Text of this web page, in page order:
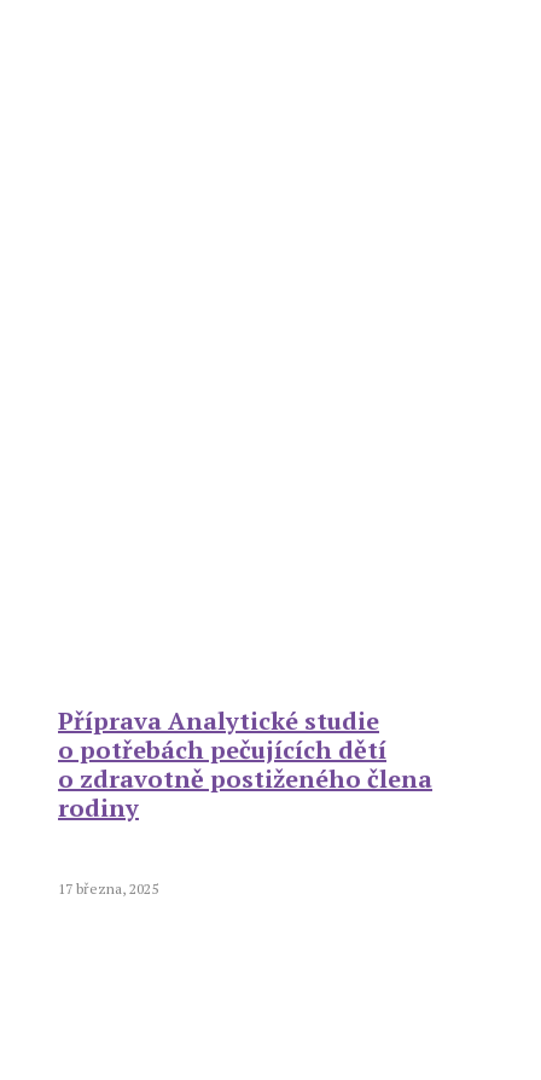
Příprava Analytické studie
o potřebách pečujících dětí
o zdravotně postiženého člena
rodiny
17 března, 2025